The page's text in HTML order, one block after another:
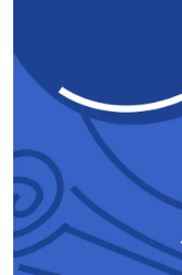
Ответ:14.